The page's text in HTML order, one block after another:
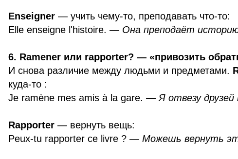
Enseigner — учить чему-то, преподавать что-то:
Elle enseigne l'histoire. — Она преподаёт
6. Ramener или rapporter? — «привозить
И снова различие между людьми и предметами.
куда-то :
Je ramène mes amis à la gare. — Я отвезу друзей
Rapporter — вернуть вещь:
Peux-tu rapporter ce livre ? — Можешь вернуть